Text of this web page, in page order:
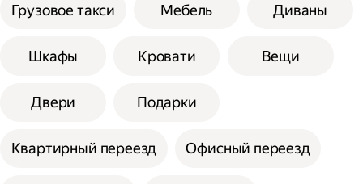
Грузовое такси Мебель Диваны
Шкафы Кровати Вещи
Двери Подарки
Квартирный переезд Офисный переезд